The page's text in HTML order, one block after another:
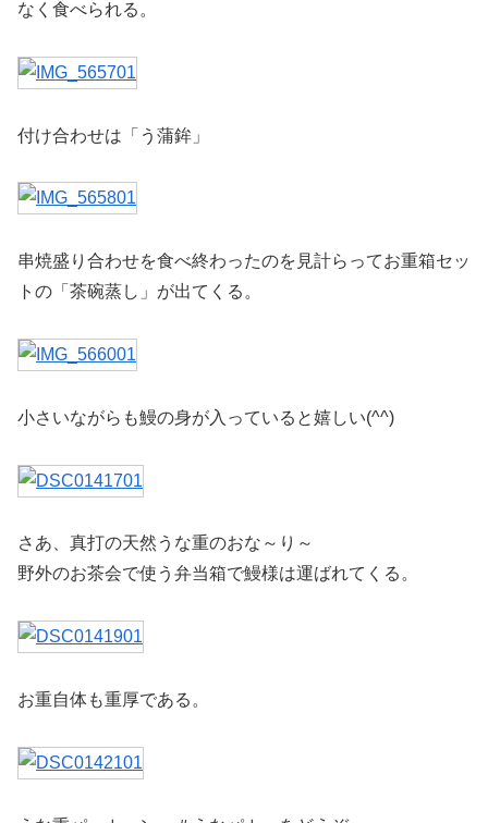
なく食べられる。
付け合わせは「う蒲鉾」
串焼盛り合わせを食べ終わったのを見計らってお重箱セッ
トの「茶碗蒸し」が出てくる。
小さいながらも鰻の身が入っていると嬉しい(^^)
さあ、真打の天然うな重のおな～り～
野外のお茶会で使う弁当箱で鰻様は運ばれてくる。
お重自体も重厚である。